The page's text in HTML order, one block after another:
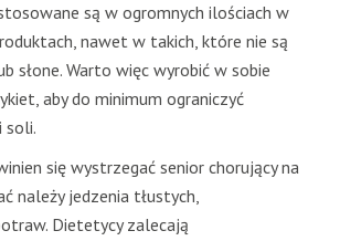
są w ogromnych ilościach w
nawet w takich, które nie są
słone. Warto więc wyrobić w sobie
aby do minimum ograniczyć
soli.
się wystrzegać senior chorujący na
należy jedzenia tłustych,
Dietetycy zalecają